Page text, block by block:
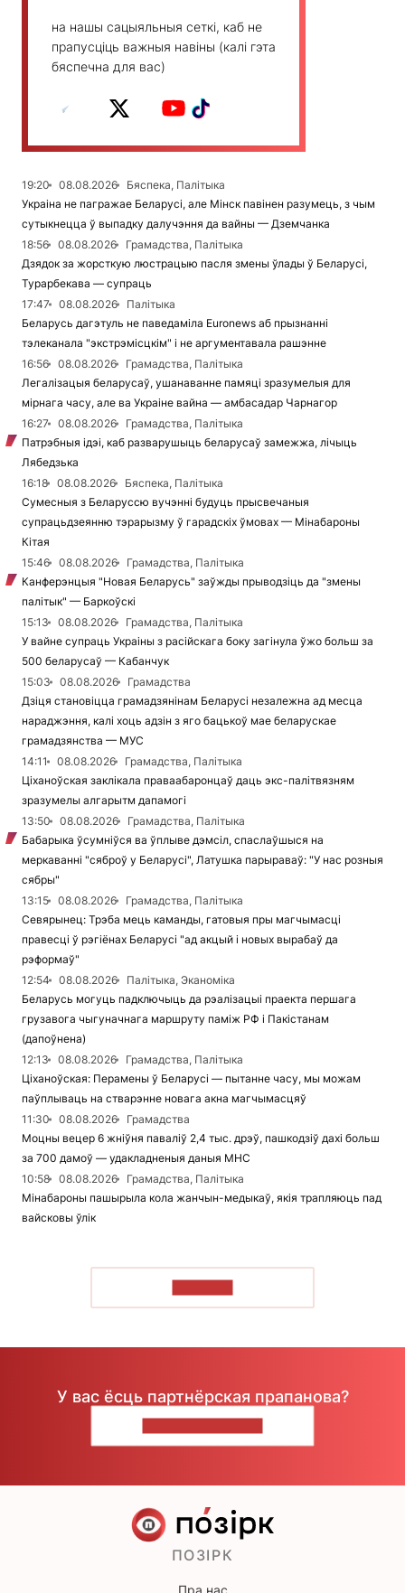
на нашы сацыяльныя сеткі, каб не
прапусціць важныя навіны (калі гэта
бяспечна для вас)
19:20 08.08.2026
Бяспека, Палітыка
Украіна не пагражае Беларусі, але Мінск павінен разумець, з чым
сутыкнецца ў выпадку далучэння да вайны — Дземчанка
18:56
08.08.2026
Грамадства, Палітыка
Дзядок за жорсткую люстрацыю пасля змены ўлады ў Беларусі,
Турарбекава — супраць
17:47
08.08.2026
Палітыка
Беларусь дагэтуль не паведаміла Euronews аб прызнанні
тэлеканала "экстрэмісцкім" і не аргументавала рашэнне
16:56
08.08.2026
Грамадства, Палітыка
Легалізацыя беларусаў, ушанаванне памяці зразумелыя для
мірнага часу, але ва Украіне вайна — амбасадар Чарнагор
16:27
08.08.2026
Грамадства, Палітыка
Патрэбныя ідэі, каб разварушыць беларусаў замежжа, лічыць
Лябедзька
16:18
08.08.2026
Бяспека, Палітыка
Сумесныя з Беларуссю вучэнні будуць прысвечаныя
супрацьдзеянню тэрарызму ў гарадскіх ўмовах — Мінабароны
Кітая
15:46
08.08.2026
Грамадства, Палітыка
Канферэнцыя "Новая Беларусь" заўжды прыводзіць да "змены
палітык" — Баркоўскі
15:13
08.08.2026
Грамадства, Палітыка
У вайне супраць Украіны з расійскага боку загінула ўжо больш за
500 беларусаў — Кабанчук
15:03
08.08.2026
Грамадства
Дзіця становіцца грамадзянінам Беларусі незалежна ад месца
нараджэння, калі хоць адзін з яго бацькоў мае беларускае
грамадзянства — МУС
14:11
08.08.2026
Грамадства, Палітыка
Ціханоўская заклікала праваабаронцаў даць экс-палітвязням
зразумелы алгарытм дапамогі
13:50
08.08.2026
Грамадства, Палітыка
Бабарыка ўсумніўся ва ўплыве дэмсіл, спаслаўшыся на
меркаванні "сяброў у Беларусі", Латушка парыраваў: "У нас розныя
сябры"
13:15
08.08.2026
Грамадства, Палітыка
Севярынец: Трэба мець каманды, гатовыя пры магчымасці
правесці ў рэгіёнах Беларусі "ад акцый і новых вырабаў да
рэформаў"
12:54
08.08.2026
Палітыка, Эканоміка
Беларусь могуць падключыць да рэалізацыі праекта першага
грузавога чыгуначнага маршруту паміж РФ і Пакістанам
(дапоўнена)
12:13
08.08.2026
Грамадства, Палітыка
Ціханоўская: Перамены ў Беларусі — пытанне часу, мы можам
паўплываць на стварэнне новага акна магчымасцяў
11:30
08.08.2026
Грамадства
Моцны вецер 6 жніўня паваліў 2,4 тыс. дрэў, пашкодзіў дахі больш
за 700 дамоў — удакладненыя даныя МНС
10:58
08.08.2026
Грамадства, Палітыка
Мінабароны пашырыла кола жанчын-медыкаў, якія трапляюць пад
вайсковы ўлік
У вас ёсць партнёрская прапанова?
ПОЗІРК
Пра нас